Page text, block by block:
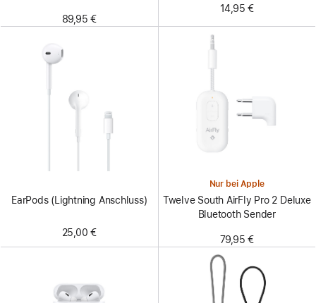
89,95 €
14,95 €
EarPods (Lightning Anschluss)
25,00 €
Nur bei Apple
Twelve South AirFly Pro 2 Deluxe
Bluetooth Sender
79,95 €